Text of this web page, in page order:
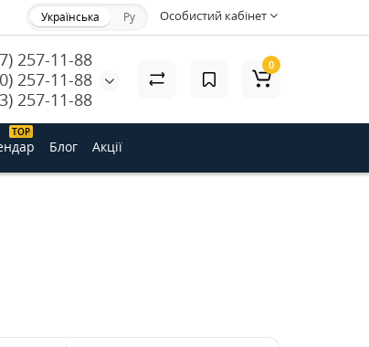
Особистий кабінет
Українська Ру
257-11-88
257-11-88
257-11-88
0
ТОP
Блог Акції